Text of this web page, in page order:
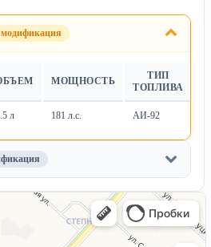
модификация
МОЩНОСТЬ
ТИП
ТОПЛИВА
л 181 л.с. АИ-92